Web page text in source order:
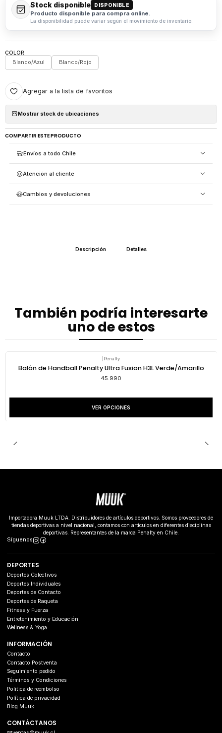
Stock disponible DISPONIBLE
Producto disponible para compra online.
La disponibilidad puede variar según el movimiento de inventario.
COLOR
Blanco/Azul Blanco/Rojo
Agregar a la lista de favoritos
Mostrar stock de ubicaciones
COMPARTIR ESTE PRODUCTO
Envíos a todo Chile
Atención al cliente
Cambios y devoluciones
Descripción Detalles
También podría interesarte
uno de estos
Penalty
Balón de Handball Penalty Ultra Fusion H3L Verde/Amarillo
45.990
VER OPCIONES
Importadora Muuk LTDA. Distribuidores de artículos deportivos. Somos proveedores de
tiendas deportivas a nivel nacional, contamos con artículos en diferentes disciplinas
deportivas. Representantes de la marca Penalty en Chile.
Síguenos
DEPORTES
Deportes Colectivos
Deportes Individuales
Deportes de Contacto
Deportes de Raqueta
Fitness y Fuerza
Entretenimiento y Educación
Wellness & Yoga
INFORMACIÓN
Contacto
Contacto Postventa
Seguimiento pedido
Términos y Condiciones
Politica de reembolso
Política de privacidad
Blog Muuk
CONTÁCTANOS